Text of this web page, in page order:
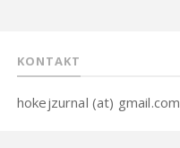
KONTAKT
hokejzurnal (at) gmail.com